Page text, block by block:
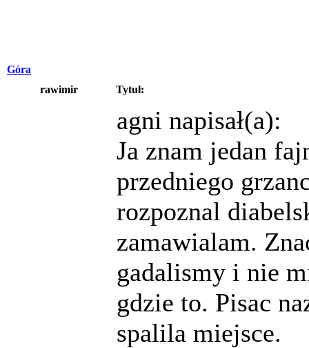
Góra
rawimir
Tytuł:
agni napisał(a):
Ja znam jedan
przedniego
rozpoznal
zamawialam.
gadalismy i nie
gdzie to. Pisac
spalila miejsce.